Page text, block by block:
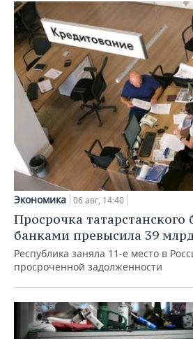
Экономика 06 авг, 14:40
Просрочка татарстанского
банками превысила 39
Республика заняла 11-е место в
просроченной задолженности